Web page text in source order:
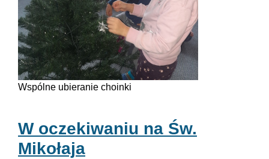
Wspólne ubieranie choinki
W oczekiwaniu na Św.
Mikołaja